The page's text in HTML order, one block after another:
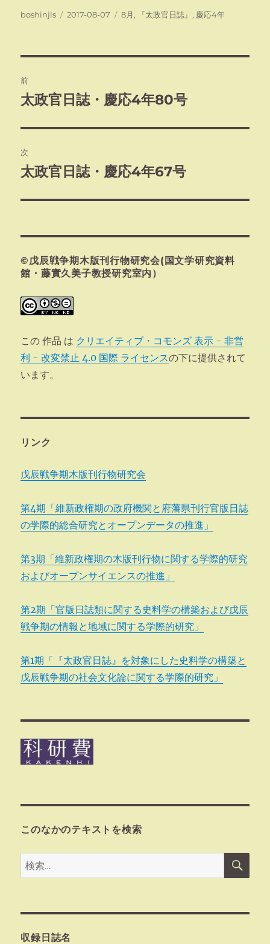
投
boshinjls
投
2017-08-07
カ
8月 , 『太政官日誌』 , 慶応4年
稿
ビ
ゲ
ー
ン
前
前
投
稿:
太政官日誌・慶応4年80号
次
次
投
太政官日誌・慶応4年67号
©戊辰戦争期木版刊行物研究会(国文学研究資料
館・藤實久美子教授研究室内）
この 作品 は クリエイティブ・コモンズ 表示 - 非営
利 - 改変禁止 4.0 国際 ライセンスの下に提供されて
います。
リンク
戊辰戦争期木版刊行物研究会
第4期「維新政権期の政府機関と府藩県刊行官版日誌
の学際的総合研究とオープンデータの推進」
第3期「維新政権期の木版刊行物に関する学際的研究
およびオープンサイエンスの推進」
第2期「官版日誌類に関する史料学の構築および戊辰
戦争期の情報と地域に関する学際的研究」
第1期「『太政官日誌』を対象にした史料学の構築と
戊辰戦争期の社会文化論に関する学際的研究」
このなかのテキストを検索
検
索:
検
収録日誌名